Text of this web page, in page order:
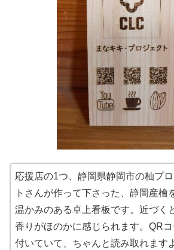
応援店の1つ、静岡県静岡市の杣プ
トさんが作って下さった、静岡産檜
温かみのある卓上看板です。近づく
香りがほのかに感じられます。QRコ
付いていて、ちゃんと読み取れます